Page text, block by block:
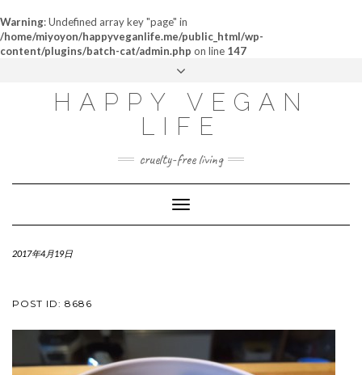
Warning: Undefined array key "page" in
/home/miyoyon/happyveganlife.me/public_html/wp-
content/plugins/batch-cat/admin.php on line 147
ABOUT
MY STORY
CONTACT
HAPPY VEGAN
LIFE
cruelty-free living
Toggle
Navigation
2017年4月19日
POST ID: 8686